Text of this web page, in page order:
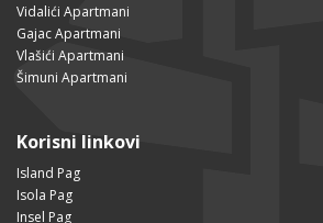
Vidalići Apartmani
Gajac Apartmani
Vlašići Apartmani
Šimuni Apartmani
Korisni linkovi
Island Pag
Isola Pag
Insel Pag